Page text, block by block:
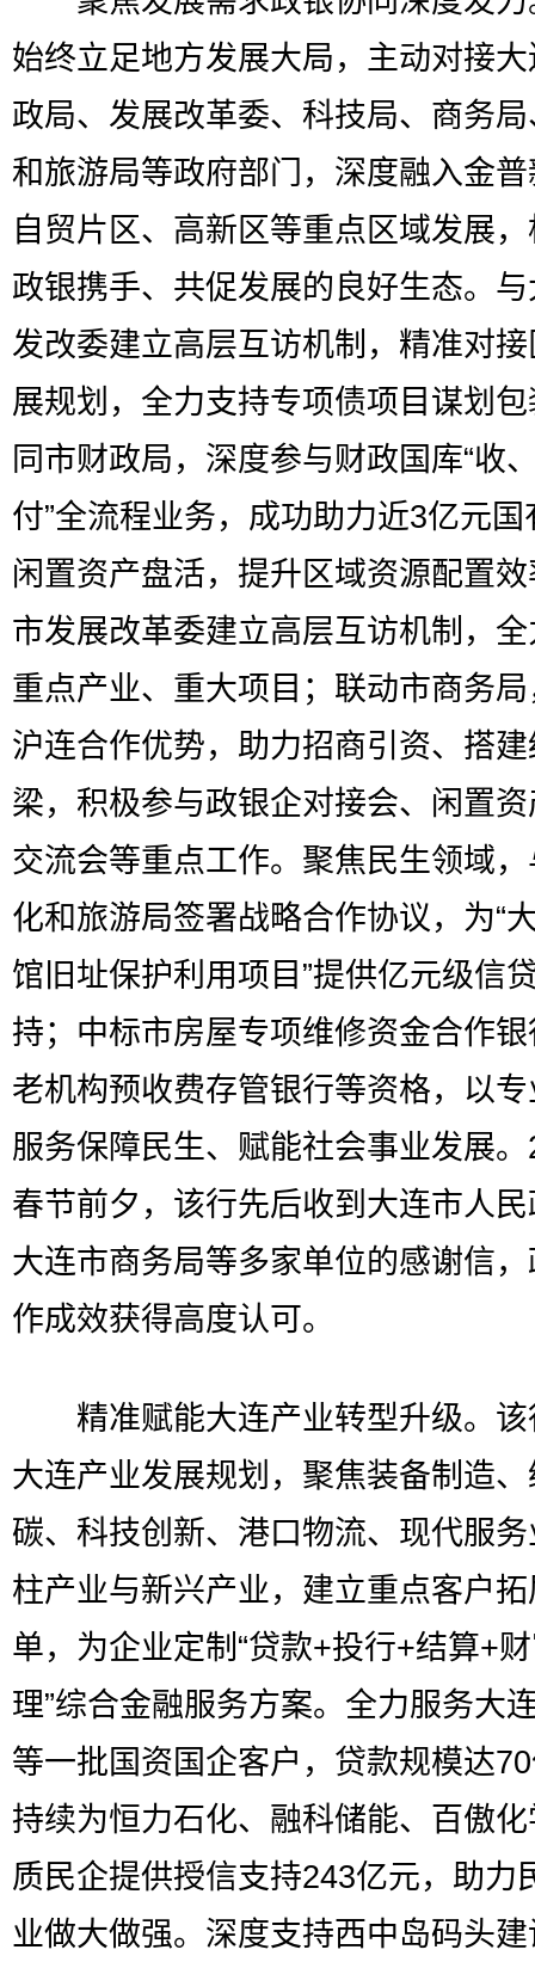
始终立足地方发展大局，主动对接
政局、发展改革委、科技局、商务
和旅游局等政府部门，深度融入金
自贸片区、高新区等重点区域发展
政银携手、共促发展的良好生态。
发改委建立高层互访机制，精准对
展规划，全力支持专项债项目谋划
同市财政局，深度参与财政国库“收
付”全流程业务，成功助力近3亿元国
闲置资产盘活，提升区域资源配置
市发展改革委建立高层互访机制，
重点产业、重大项目；联动市商务
沪连合作优势，助力招商引资、搭
梁，积极参与政银企对接会、闲置
交流会等重点工作。聚焦民生领域
化和旅游局签署战略合作协议，为“
馆旧址保护利用项目”提供亿元级信
持；中标市房屋专项维修资金合作
老机构预收费存管银行等资格，以
服务保障民生、赋能社会事业发展
春节前夕，该行先后收到大连市人
大连市商务局等多家单位的感谢信
作成效获得高度认可。
精准赋能大连产业转型升级。该
大连产业发展规划，聚焦装备制造
碳、科技创新、港口物流、现代服
柱产业与新兴产业，建立重点客户
单，为企业定制“贷款+投行+结算+
理”综合金融服务方案。全力服务大
等一批国资国企客户，贷款规模达
持续为恒力石化、融科储能、百傲
质民企提供授信支持243亿元，助力
业做大做强。深度支持西中岛码头